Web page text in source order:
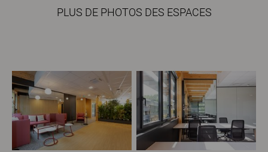
PLUS DE PHOTOS DES ESPACES